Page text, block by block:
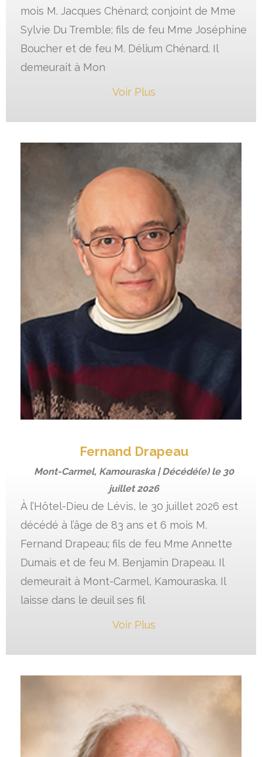
mois M. Jacques Chénard; conjoint de Mme
Sylvie Du Tremble; fils de feu Mme Joséphine
Boucher et de feu M. Délium Chénard. Il
demeurait à Mon
Voir Plus
Fernand Drapeau
Mont-Carmel, Kamouraska | Décédé(e) le 30
juillet 2026
À l’Hôtel-Dieu de Lévis, le 30 juillet 2026 est
décédé à l’âge de 83 ans et 6 mois M.
Fernand Drapeau; fils de feu Mme Annette
Dumais et de feu M. Benjamin Drapeau. Il
demeurait à Mont-Carmel, Kamouraska. Il
laisse dans le deuil ses fil
Voir Plus